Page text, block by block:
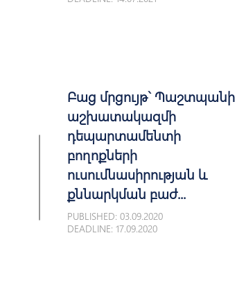
Բաց մրցույթ` Պաշտպանի
աշխատակազմի
դեպարտամենտի
բողոքների
ուսումնասիրության և
քննարկման բաժ...
PUBLISHED: 03.09.2020
DEADLINE: 17.09.2020